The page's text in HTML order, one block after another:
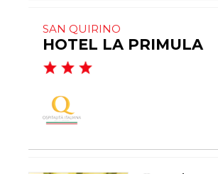
SAN QUIRINO
HOTEL LA PRIMULA